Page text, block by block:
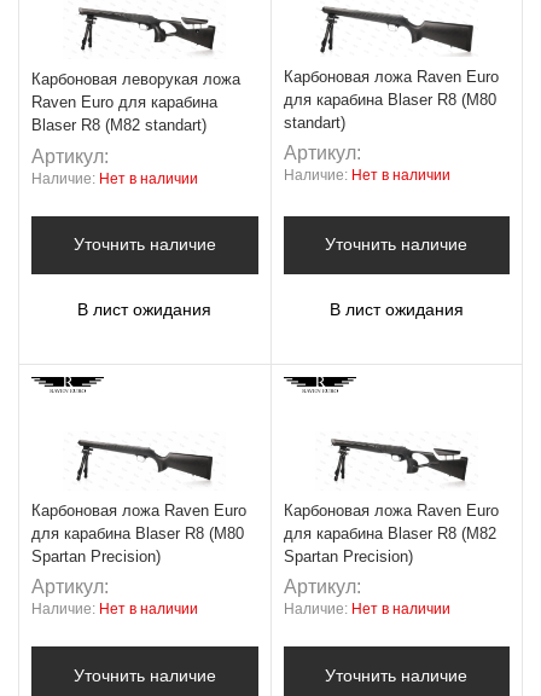
Карбоновая леворукая ложа
Raven Euro для карабина
Blaser R8 (M82 standart)
Артикул:
Наличие: Нет в наличии
Уточнить наличие
В лист ожидания
Карбоновая ложа Raven Euro
для карабина Blaser R8 (M80
standart)
Артикул:
Наличие: Нет в наличии
Уточнить наличие
В лист ожидания
Карбоновая ложа Raven Euro
для карабина Blaser R8 (M80
Spartan Precision)
Артикул:
Наличие: Нет в наличии
Уточнить наличие
Карбоновая ложа Raven Euro
для карабина Blaser R8 (M82
Spartan Precision)
Артикул:
Наличие: Нет в наличии
Уточнить наличие